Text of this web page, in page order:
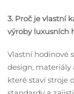
3. Proč je vlastní
výroby luxusních
Vlastní hodinové
design, materiály
které staví stroje